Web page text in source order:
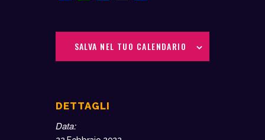
e
b
o
t
s
A
t
t
e
i
l
d
i
v
SALVA NEL TUO CALENDARIO
DETTAGLI
Data: